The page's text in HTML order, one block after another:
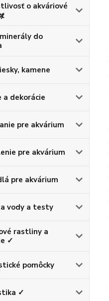
o akváriové
do
kamene
a dekorácie
pre akvárium
pre akvárium
pre akvárium
vody a testy
rastliny a
✓
pomôcky
✓